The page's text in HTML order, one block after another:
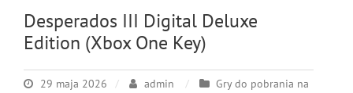
Desperados III Digital Deluxe
Edition (Xbox One Key)
29 maja 2026 admin
Gry do pobrania na